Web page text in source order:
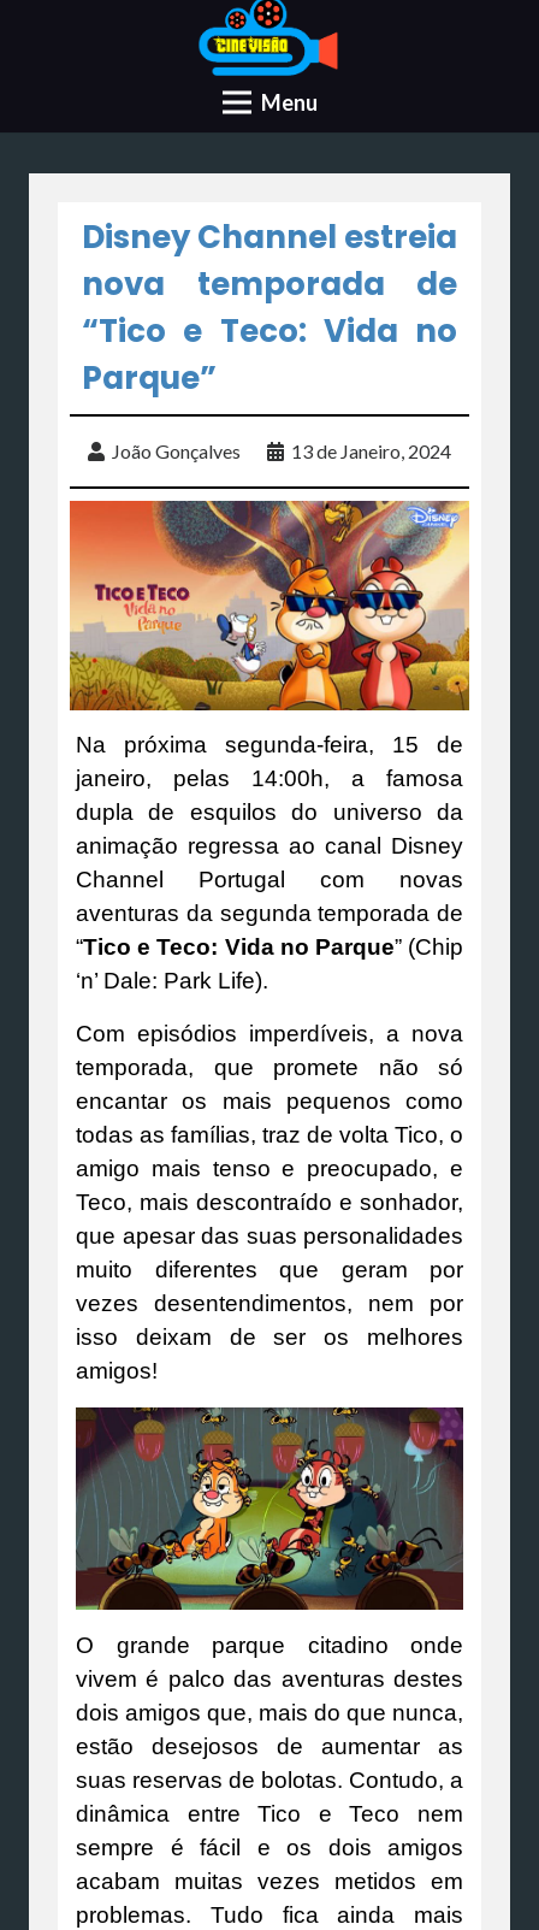
Menu
Disney Channel estreia
nova temporada de
“Tico e Teco: Vida no
Parque”
João Gonçalves 13 de Janeiro, 2024
Na próxima segunda-feira, 15 de
janeiro, pelas 14:00h, a famosa
dupla de esquilos do universo da
animação regressa ao canal Disney
Channel Portugal com novas
aventuras da segunda temporada de
“Tico e Teco: Vida no Parque” (Chip
‘n’ Dale: Park Life).
Com episódios imperdíveis, a nova
temporada, que promete não só
encantar os mais pequenos como
todas as famílias, traz de volta Tico, o
amigo mais tenso e preocupado, e
Teco, mais descontraído e sonhador,
que apesar das suas personalidades
muito diferentes que geram por
vezes desentendimentos, nem por
isso deixam de ser os melhores
amigos!
O grande parque citadino onde
vivem é palco das aventuras destes
dois amigos que, mais do que nunca,
estão desejosos de aumentar as
suas reservas de bolotas. Contudo, a
dinâmica entre Tico e Teco nem
sempre é fácil e os dois amigos
acabam muitas vezes metidos em
problemas. Tudo fica ainda mais